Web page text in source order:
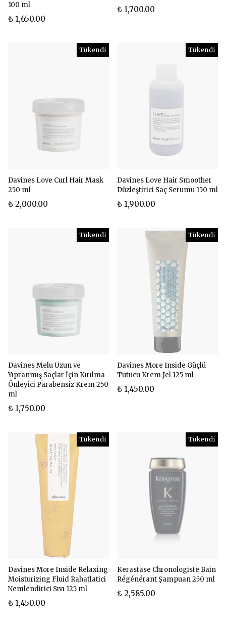
100 ml
₺ 1,650.00
₺ 1,700.00
Tükendi
Davines Love Curl Hair Mask
250 ml
₺ 2,000.00
Tükendi
Davines Love Hair Smoother
Düzleştirici Saç Serumu 150 ml
₺ 1,900.00
Tükendi
Davines Melu Uzun ve
Yıpranmış Saçlar İçin Kırılma
Önleyici Parabensiz Krem 250
ml
₺ 1,750.00
Tükendi
Davines More Inside Güçlü
Tutucu Krem Jel 125 ml
₺ 1,450.00
Tükendi
Davines More Inside Relaxing
Moisturizing Fluid Rahatlatici
Nemlendirici Sıvı 125 ml
₺ 1,450.00
Tükendi
Kerastase Chronologiste Bain
Régénérant Şampuan 250 ml
₺ 2,585.00